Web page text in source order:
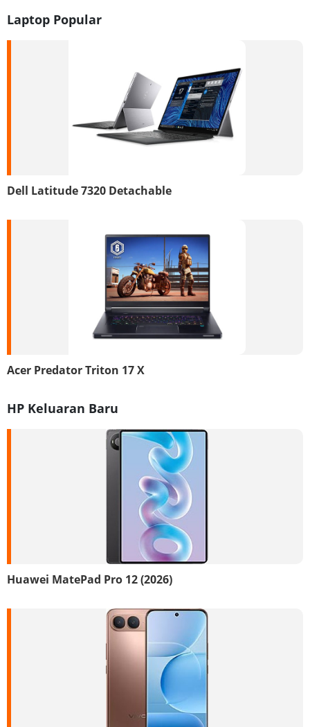
Laptop Popular
Dell Latitude 7320 Detachable
Acer Predator Triton 17 X
HP Keluaran Baru
Huawei MatePad Pro 12 (2026)